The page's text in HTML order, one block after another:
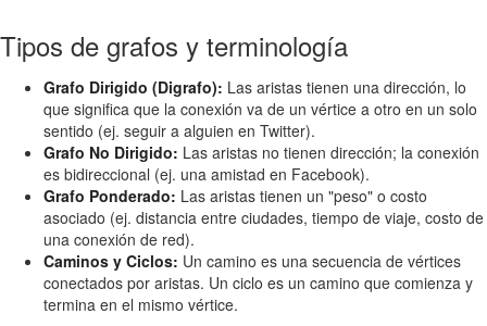
Tipos de grafos y terminología
Grafo Dirigido (Digrafo): Las aristas tienen una dirección, lo
que significa que la conexión va de un vértice a otro en un solo
sentido (ej. seguir a alguien en Twitter).
Grafo No Dirigido: Las aristas no tienen dirección; la conexión
es bidireccional (ej. una amistad en Facebook).
Grafo Ponderado: Las aristas tienen un "peso" o costo
asociado (ej. distancia entre ciudades, tiempo de viaje, costo de
una conexión de red).
Caminos y Ciclos: Un camino es una secuencia de vértices
conectados por aristas. Un ciclo es un camino que comienza y
termina en el mismo vértice.